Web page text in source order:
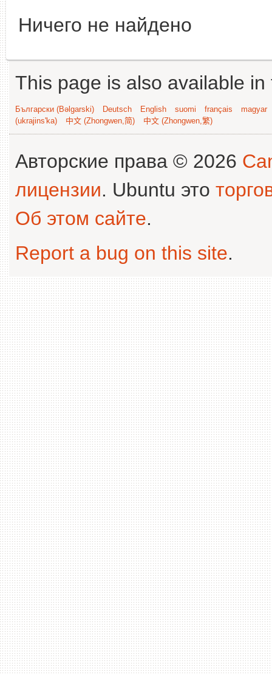
Ничего не найдено
This page is also available
Български (Bəlgarski) Deutsch English suomi français
magyar
(ukrajins'ka)
中文 (Zhongwen,简) 中文 (Zhongwen,繁)
Авторские права © 2026
лицензии. Ubuntu это
Об этом сайте.
Report a bug on this site.